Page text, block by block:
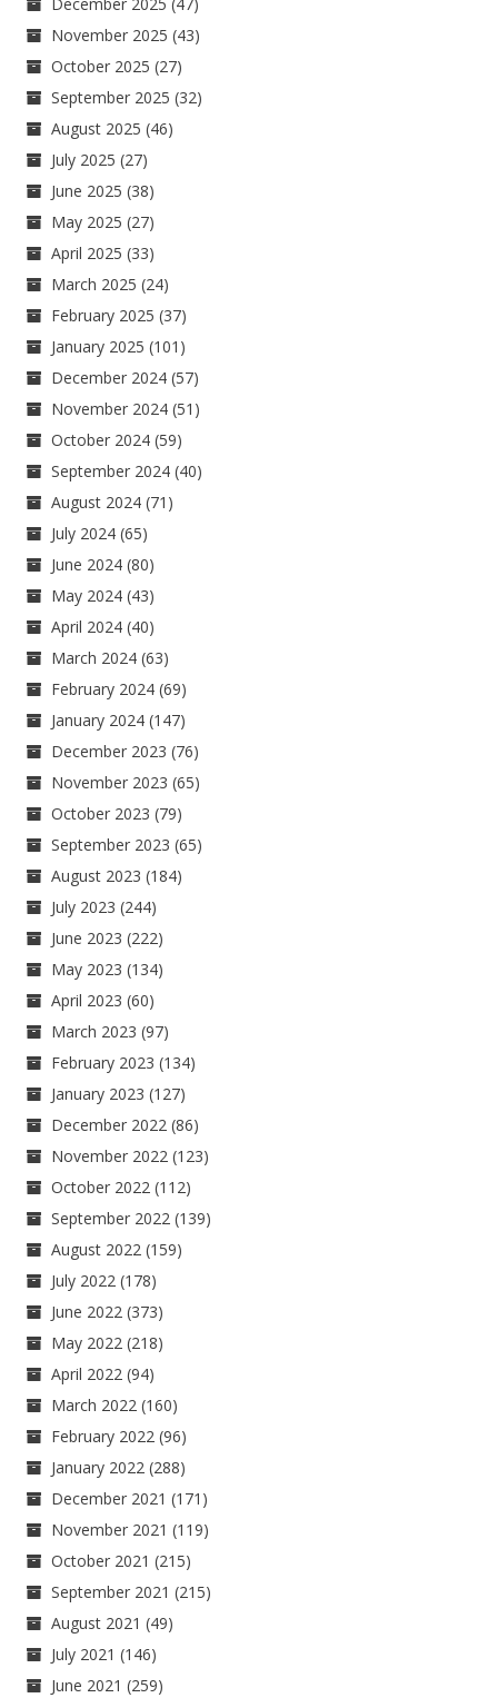
December 2025 (47)
November 2025 (43)
October 2025 (27)
September 2025 (32)
August 2025 (46)
July 2025 (27)
June 2025 (38)
May 2025 (27)
April 2025 (33)
March 2025 (24)
February 2025 (37)
January 2025 (101)
December 2024 (57)
November 2024 (51)
October 2024 (59)
September 2024 (40)
August 2024 (71)
July 2024 (65)
June 2024 (80)
May 2024 (43)
April 2024 (40)
March 2024 (63)
February 2024 (69)
January 2024 (147)
December 2023 (76)
November 2023 (65)
October 2023 (79)
September 2023 (65)
August 2023 (184)
July 2023 (244)
June 2023 (222)
May 2023 (134)
April 2023 (60)
March 2023 (97)
February 2023 (134)
January 2023 (127)
December 2022 (86)
November 2022 (123)
October 2022 (112)
September 2022 (139)
August 2022 (159)
July 2022 (178)
June 2022 (373)
May 2022 (218)
April 2022 (94)
March 2022 (160)
February 2022 (96)
January 2022 (288)
December 2021 (171)
November 2021 (119)
October 2021 (215)
September 2021 (215)
August 2021 (49)
July 2021 (146)
June 2021 (259)